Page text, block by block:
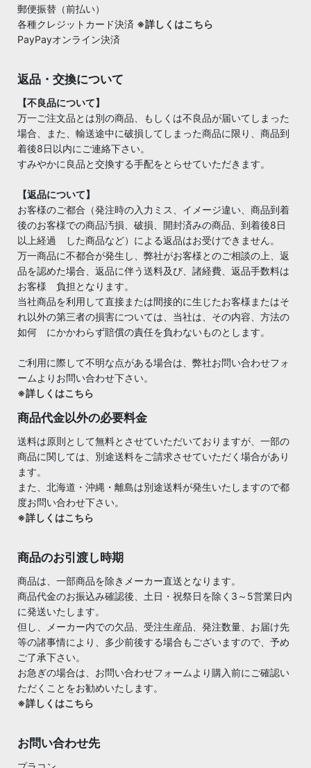
郵便振替（前払い）
各種クレジットカード決済 ※詳しくはこちら
PayPayオンライン決済
返品・交換について
【不良品について】
万一ご注文品とは別の商品、もしくは不良品が届いてしまった
場合、また、輸送途中に破損してしまった商品に限り、商品到
着後8日以内にご連絡下さい。
すみやかに良品と交換する手配をとらせていただきます。
【返品について】
お客様のご都合（発注時の入力ミス、イメージ違い、商品到着
後のお客様での商品汚損、破損、開封済みの商品、到着後8日
以上経過 した商品など）による返品はお受けできません。
万一商品に不都合が発生し、弊社がお客様とのご相談の上、返
品を認めた場合、返品に伴う送料及び、諸経費、返品手数料は
お客様 負担となります。
当社商品を利用して直接または間接的に生じたお客様またはそ
れ以外の第三者の損害については、当社は、その内容、方法の
如何 にかかわらず賠償の責任を負わないものとします。
ご利用に際して不明な点がある場合は、弊社お問い合わせフォ
ームよりお問い合わせ下さい。
※詳しくはこちら
商品代金以外の必要料金
送料は原則として無料とさせていただいておりますが、一部の
商品に関しては、別途送料をご請求させていただく場合があり
ます。
また、北海道・沖縄・離島は別途送料が発生いたしますので都
度お問い合わせ下さい。
※詳しくはこちら
商品のお引渡し時期
商品は、一部商品を除きメーカー直送となります。
商品代金のお振込み確認後、土日・祝祭日を除く3～5営業日内
に発送いたします。
但し、メーカー内での欠品、受注生産品、発注数量、お届け先
等の諸事情により、多少前後する場合もございますので、予め
ご了承下さい。
お急ぎの場合は、お問い合わせフォームより購入前にご確認い
ただくことをお勧めいたします。
※詳しくはこちら
お問い合わせ先